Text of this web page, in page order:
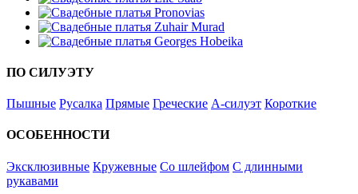
ПО СИЛУЭТУ
Пышные Русалка Прямые Греческие А-силуэт Короткие
ОСОБЕННОСТИ
Эксклюзивные Кружевные Со шлейфом С длинными
рукавами